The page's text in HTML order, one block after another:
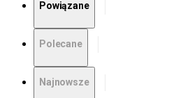
Powiązane
Polecane
Najnowsze